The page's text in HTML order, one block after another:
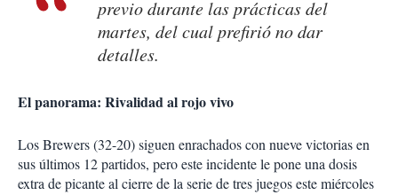
previo durante las prácticas del
martes, del cual prefirió no dar
detalles.
El panorama: Rivalidad al rojo vivo
Los Brewers (32-20) siguen enrachados con nueve victorias en
sus últimos 12 partidos, pero este incidente le pone una dosis
extra de picante al cierre de la serie de tres juegos este miércoles